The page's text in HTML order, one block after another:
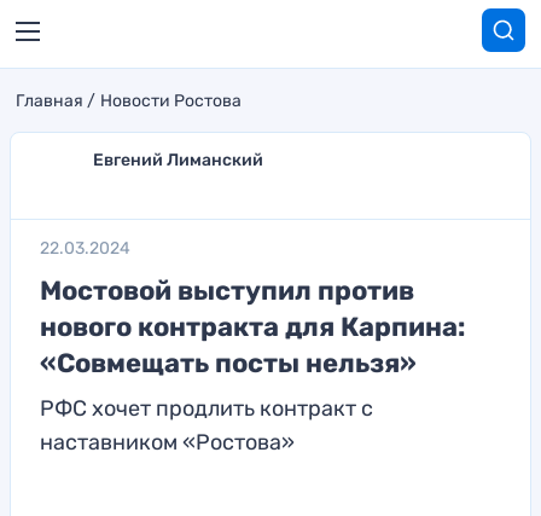
Главная Новости Ростова
Евгений Лиманский
22.03.2024
Мостовой выступил против
нового контракта для Карпина:
«Совмещать посты нельзя»
РФС хочет продлить контракт с
наставником «Ростова»